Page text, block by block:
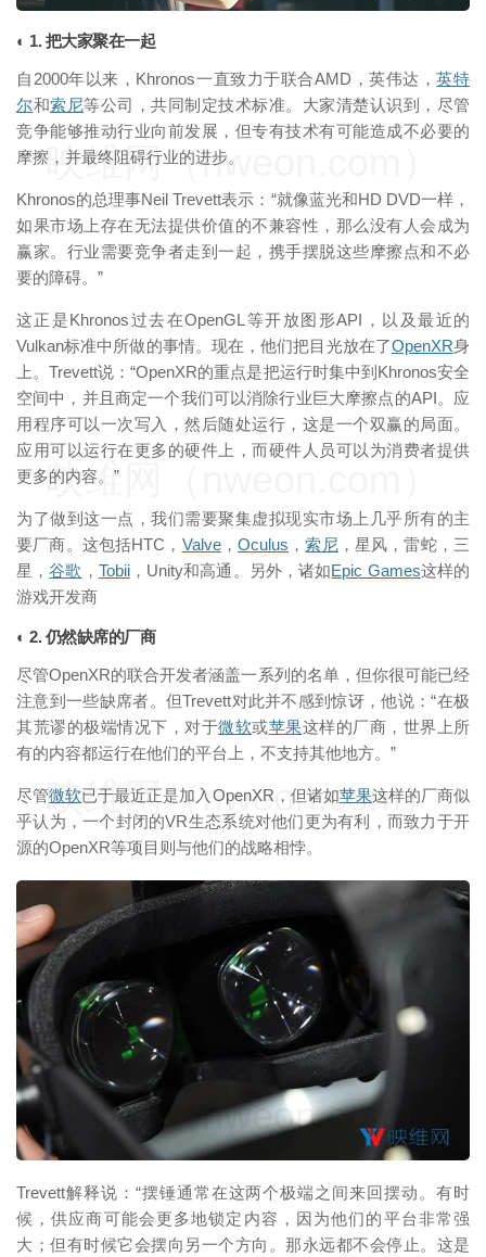
◐ 1. 把大家聚在一起
自2000年以来，Khronos一直致力于联合AMD，英伟达，英特
尔和索尼等公司，共同制定技术标准。大家清楚认识到，尽管
竞争能够推动行业向前发展，但专有技术有可能造成不必要的
摩擦，并最终阻碍行业的进步。
Khronos的总理事Neil Trevett表示：“就像蓝光和HD DVD一样，
如果市场上存在无法提供价值的不兼容性，那么没有人会成为
赢家。行业需要竞争者走到一起，携手摆脱这些摩擦点和不必
要的障碍。”
这正是Khronos过去在OpenGL等开放图形API，以及最近的
Vulkan标准中所做的事情。现在，他们把目光放在了OpenXR身
上。Trevett说：“OpenXR的重点是把运行时集中到Khronos安全
空间中，并且商定一个我们可以消除行业巨大摩擦点的API。应
用程序可以一次写入，然后随处运行，这是一个双赢的局面。
应用可以运行在更多的硬件上，而硬件人员可以为消费者提供
更多的内容。”
为了做到这一点，我们需要聚集虚拟现实市场上几乎所有的主
要厂商。这包括HTC， Valve，Oculus ，索尼，星风，雷蛇，三
星，谷歌 ， Tobii，Unity和高通。另外，诸如Epic Games这样的
游戏开发商
◐ 2. 仍然缺席的厂商
尽管OpenXR的联合开发者涵盖一系列的名单，但你很可能已经
注意到一些缺席者。但Trevett对此并不感到惊讶，他说：“在极
其荒谬的极端情况下，对于微软或苹果这样的厂商，世界上所
有的内容都运行在他们的平台上，不支持其他地方。”
尽管微软已于最近正是加入OpenXR，但诸如苹果这样的厂商似
乎认为，一个封闭的VR生态系统对他们更为有利，而致力于开
源的OpenXR等项目则与他们的战略相悖。
Trevett解释说：“摆锤通常在这两个极端之间来回摆动。有时
候，供应商可能会更多地锁定内容，因为他们的平台非常强
大；但有时候它会摆向另一个方向。那永远都不会停止。这是
映维网（nweon.com）
映维网（nweon.com）
映维网（nweon.com）
映维网（nweon.com）